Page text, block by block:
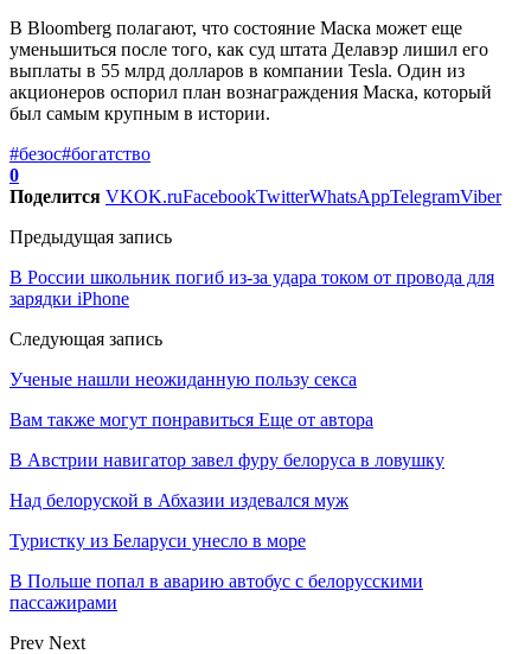
В Bloomberg полагают, что состояние Маска может еще
уменьшиться после того, как суд штата Делавэр лишил его
выплаты в 55 млрд долларов в компании Tesla. Один из
акционеров оспорил план вознаграждения Маска, который
был самым крупным в истории.
#безос#богатство
0
Поделится VKOK.ruFacebookTwitterWhatsAppTelegramViber
Предыдущая запись
В России школьник погиб из-за удара током от провода для
зарядки iPhone
Следующая запись
Ученые нашли неожиданную пользу секса
Вам также могут понравиться Еще от автора
В Австрии навигатор завел фуру белоруса в ловушку
Над белоруской в Абхазии издевался муж
Туристку из Беларуси унесло в море
В Польше попал в аварию автобус с белорусскими
пассажирами
Prev Next